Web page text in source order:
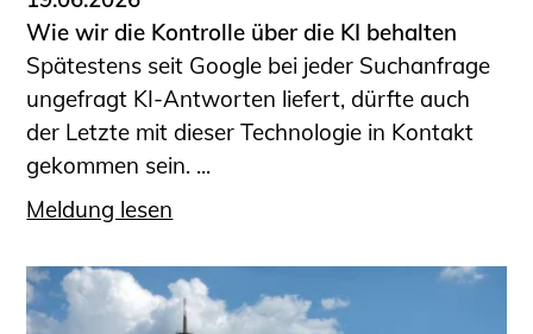
Wie wir die Kontrolle über die KI behalten
Spätestens seit Google bei jeder Suchanfrage
ungefragt KI-Antworten liefert, dürfte auch
der Letzte mit dieser Technologie in Kontakt
gekommen sein. ...
Meldung lesen